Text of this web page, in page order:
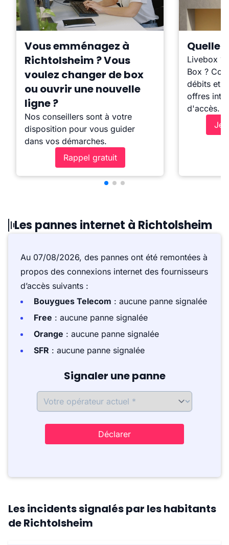
Vous emménagez à
Richtolsheim ? Vous
voulez changer de box
ou ouvrir une nouvelle
ligne ?
Nos conseillers sont à votre
disposition pour vous guider
dans vos démarches.
Rappel gratuit
Quelle
Livebox ?
Box ?
débits et
offres
d'accès.
Je
Les pannes internet à Richtolsheim
Au 07/08/2026, des pannes ont été remontées à
propos des connexions internet des fournisseurs
d’accès suivants :
Bouygues Telecom : aucune panne signalée
Free : aucune panne signalée
Orange : aucune panne signalée
SFR : aucune panne signalée
Signaler une panne
Déclarer
Les incidents signalés par les habitants
de Richtolsheim